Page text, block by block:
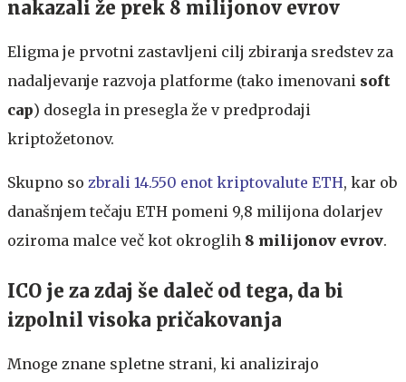
nakazali že prek 8 milijonov evrov
Eligma je prvotni zastavljeni cilj zbiranja sredstev za
nadaljevanje razvoja platforme (tako imenovani soft
cap) dosegla in presegla že v predprodaji
kriptožetonov.
Skupno so zbrali 14.550 enot kriptovalute ETH, kar ob
današnjem tečaju ETH pomeni 9,8 milijona dolarjev
oziroma malce več kot okroglih 8 milijonov evrov.
ICO je za zdaj še daleč od tega, da bi
izpolnil visoka pričakovanja
Mnoge znane spletne strani, ki analizirajo